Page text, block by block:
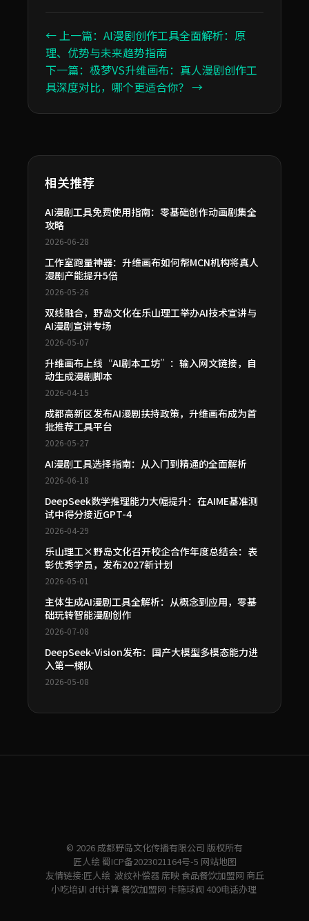
← 上一篇：AI漫剧创作工具全面解析：原
理、优势与未来趋势指南
下一篇：极梦VS升维画布：真人漫剧创作工
具深度对比，哪个更适合你？ →
相关推荐
AI漫剧工具免费使用指南：零基础创作动画剧集全
攻略
2026-06-28
工作室跑量神器：升维画布如何帮MCN机构将真人
漫剧产能提升5倍
2026-05-26
双线融合，野岛文化在乐山理工举办AI技术宣讲与
AI漫剧宣讲专场
2026-05-07
升维画布上线“AI剧本工坊”：输入网文链接，自
动生成漫剧脚本
2026-04-15
成都高新区发布AI漫剧扶持政策，升维画布成为首
批推荐工具平台
2026-05-27
AI漫剧工具选择指南：从入门到精通的全面解析
2026-06-18
DeepSeek数学推理能力大幅提升：在AIME基准测
试中得分接近GPT-4
2026-04-29
乐山理工×野岛文化召开校企合作年度总结会：表
彰优秀学员，发布2027新计划
2026-05-01
主体生成AI漫剧工具全解析：从概念到应用，零基
础玩转智能漫剧创作
2026-07-08
DeepSeek-Vision发布：国产大模型多模态能力进
入第一梯队
2026-05-08
© 2026 成都野岛文化传播有限公司 版权所有
匠人绘 蜀ICP备2023021164号-5 网站地图
友情链接:匠人绘 波纹补偿器 席映食品餐饮加盟网 商丘
小吃培训 dft计算 餐饮加盟网 卡箍球阀 400电话办理